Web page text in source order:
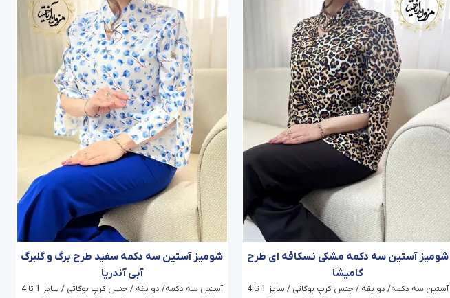
شومیز آستین سه دکمه مشکی نسکافه ای طرح
کامیشا
آستین سه دکمه/ دو یقه / جنس کرپ بوگاتی / سایز 1 تا 4
شومیز آستین سه دکمه سفید طرح برگ و گلبرگ
آبی آندریا
آستین سه دکمه/ دو یقه / جنس کرپ بوگاتی / سایز 1 تا 4